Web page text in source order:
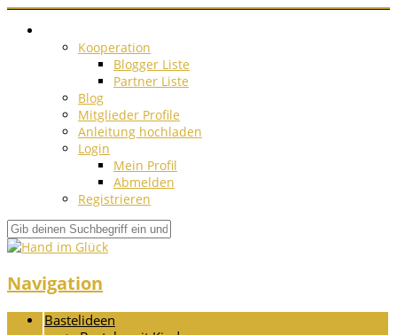
Kooperation
Blogger Liste
Partner Liste
Blog
Mitglieder Profile
Anleitung hochladen
Login
Mein Profil
Abmelden
Registrieren
Navigation
Bastelideen